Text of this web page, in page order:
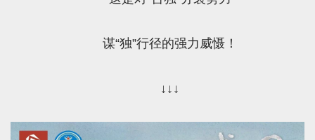
谋“独”行径的强力威慑！
↓↓↓